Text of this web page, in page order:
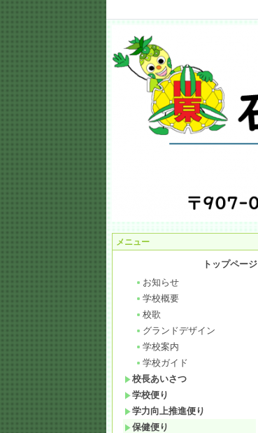
メニュー
トップページ
お知らせ
学校概要
校歌
グランドデザイン
学校案内
学校ガイド
校長あいさつ
学校便り
学力向上推進便り
保健便り